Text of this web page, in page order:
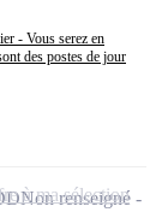
- Vous serez en
des postes de jour
Non renseigné
à ma sélection